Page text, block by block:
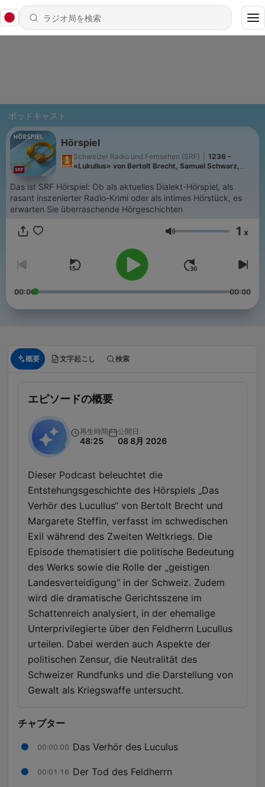
ポッドキャスト
Hörspiel
Schweizer Radio und Fernsehen (SRF)
1236 -
«Lukullus» von Bertolt Brecht, Samuel Schwarz,
Das ist SRF Hörspiel: Ob als aktuelles Dialekt-Hörspiel, als
rasant inszenierter Radio-Krimi oder als intimes Hörstück, es
erwarten Sie überraschende Hörgeschichten
音量 1 x
00:00 00:00
概要 文字起こし 検索
エピソードの概要
再生時間
48:25
公開日
08 8月 2026
Dieser Podcast beleuchtet die
Entstehungsgeschichte des Hörspiels „Das
Verhör des Lucullus“ von Bertolt Brecht und
Margarete Steffin, verfasst im schwedischen
Exil während des Zweiten Weltkriegs. Die
Episode thematisiert die politische Bedeutung
des Werks sowie die Rolle der „geistigen
Landesverteidigung“ in der Schweiz. Zudem
wird die dramatische Gerichtsszene im
Schattenreich analysiert, in der ehemalige
Unterprivilegierte über den Feldherrn Lucullus
urteilen. Dabei werden auch Aspekte der
politischen Zensur, die Neutralität des
Schweizer Rundfunks und die Darstellung von
Gewalt als Kriegswaffe untersucht.
チャプター
00:00:00 Das Verhör des Luculus
00:01:16 Der Tod des Feldherrn